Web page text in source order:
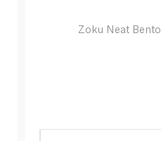
Zoku Neat